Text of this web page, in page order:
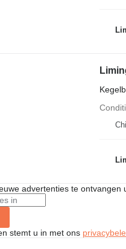
advertenties te ontvangen
stemt u in met ons